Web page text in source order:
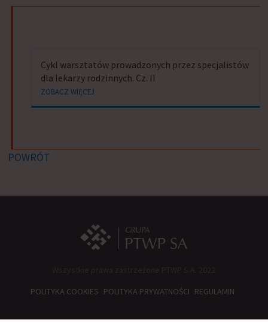
Cykl warsztatów prowadzonych przez specjalistów
dla lekarzy rodzinnych. Cz. II
ZOBACZ WIĘCEJ
POWRÓT
POLITYKA COOKIES POLITYKA PRYWATNOŚCI REGULAMIN